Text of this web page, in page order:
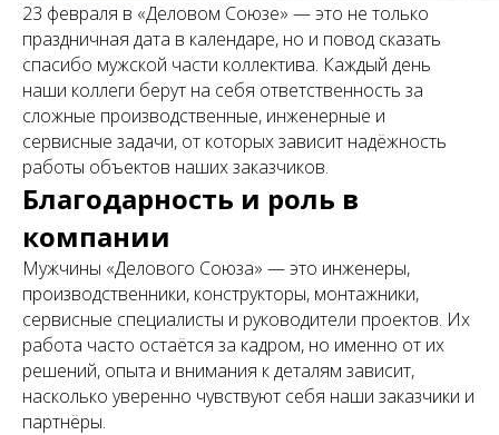
23 февраля в «Деловом Союзе» — это не только
праздничная дата в календаре, но и повод сказать
спасибо мужской части коллектива. Каждый день
наши коллеги берут на себя ответственность за
сложные производственные, инженерные и
сервисные задачи, от которых зависит надёжность
работы объектов наших заказчиков.
Благодарность и роль в
компании
Мужчины «Делового Союза» — это инженеры,
производственники, конструкторы, монтажники,
сервисные специалисты и руководители проектов. Их
работа часто остаётся за кадром, но именно от их
решений, опыта и внимания к деталям зависит,
насколько уверенно чувствуют себя наши заказчики и
партнёры.